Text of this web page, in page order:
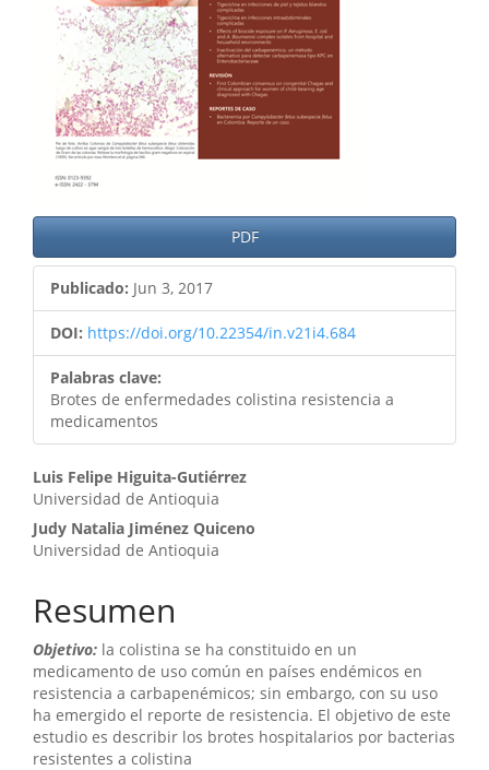
PDF
Publicado: Jun 3, 2017
DOI: https://doi.org/10.22354/in.v21i4.684
Palabras clave:
Brotes de enfermedades colistina resistencia a
medicamentos
Contenido
principal
del
artículo
Luis Felipe Higuita-Gutiérrez
Universidad de Antioquia
Judy Natalia Jiménez Quiceno
Universidad de Antioquia
Resumen
Objetivo: la colistina se ha constituido en un
medicamento de uso común en países endémicos en
resistencia a carbapenémicos; sin embargo, con su uso
ha emergido el reporte de resistencia. El objetivo de este
estudio es describir los brotes hospitalarios por bacterias
resistentes a colistina